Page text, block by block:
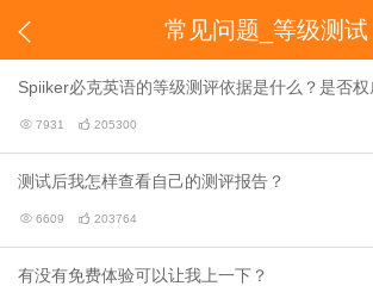
 常见问题_等级测试
Spiiker必克英语的等级测评依据是什么？是否权
 7931  205300
测试后我怎样查看自己的测评报告？
 6609  203764
有没有免费体验可以让我上一下？